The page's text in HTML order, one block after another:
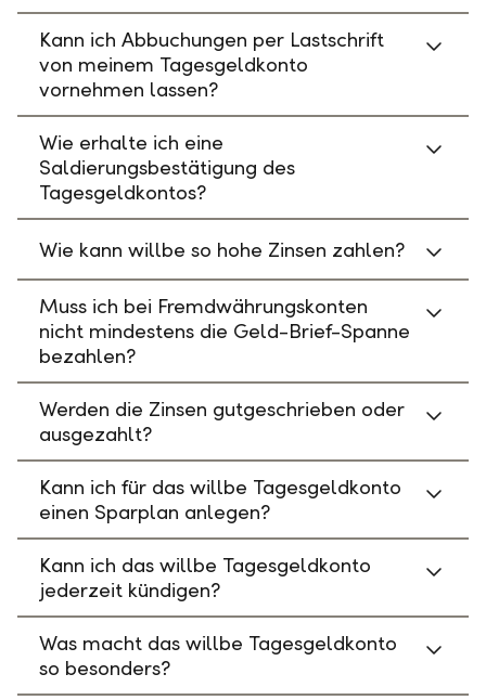
Kann ich Abbuchungen per Lastschrift
von meinem Tagesgeldkonto
vornehmen lassen?
Wie erhalte ich eine
Saldierungsbestätigung des
Tagesgeldkontos?
Wie kann willbe so hohe Zinsen zahlen?
Muss ich bei Fremdwährungskonten
nicht mindestens die Geld-Brief-Spanne
bezahlen?
Werden die Zinsen gutgeschrieben oder
ausgezahlt?
Kann ich für das willbe Tagesgeldkonto
einen Sparplan anlegen?
Kann ich das willbe Tagesgeldkonto
jederzeit kündigen?
Was macht das willbe Tagesgeldkonto
so besonders?